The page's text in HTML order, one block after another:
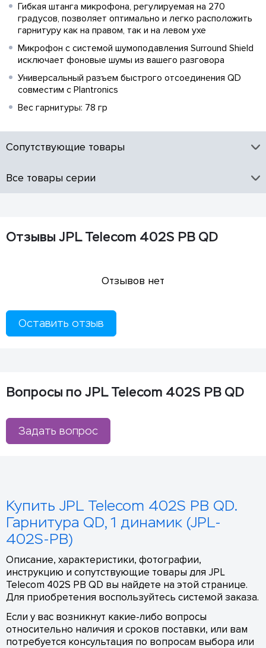
Гибкая штанга микрофона, регулируемая на 270
градусов, позволяет оптимально и легко расположить
гарнитуру как на правом, так и на левом ухе
Микрофон с системой шумоподавления Surround Shield
исключает фоновые шумы из вашего разговора
Универсальный разъем быстрого отсоединения QD
совместим с Plantronics
Вес гарнитуры: 78 гр
Сопутствующие товары
Все товары серии
Отзывы JPL Telecom 402S PB QD
Отзывов нет
Оставить отзыв
Вопросы по JPL Telecom 402S PB QD
Задать вопрос
Купить JPL Telecom 402S PB QD.
Гарнитура QD, 1 динамик (JPL-
402S-PB)
Описание, характеристики, фотографии,
инструкцию и сопутствующие товары для JPL
Telecom 402S PB QD вы найдете на этой странице.
Для приобретения воспользуйтесь системой заказа.
Если у вас возникнут какие-либо вопросы
относительно наличия и сроков поставки, или вам
потребуется консультация по вопросам выбора или